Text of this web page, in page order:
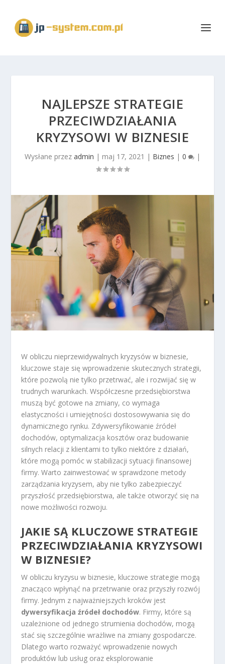
NAJLEPSZE STRATEGIE
PRZECIWDZIAŁANIA
KRYZYSOWI W BIZNESIE
Wysłane przez admin | maj 17, 2021 | Biznes | 0 |
W obliczu nieprzewidywalnych kryzysów w biznesie,
kluczowe staje się wprowadzenie skutecznych strategii,
które pozwolą nie tylko przetrwać, ale i rozwijać się w
trudnych warunkach. Współczesne przedsiębiorstwa
muszą być gotowe na zmiany, co wymaga
elastyczności i umiejętności dostosowywania się do
dynamicznego rynku. Zdywersyfikowanie źródeł
dochodów, optymalizacja kosztów oraz budowanie
silnych relacji z klientami to tylko niektóre z działań,
które mogą pomóc w stabilizacji sytuacji finansowej
firmy. Warto zainwestować w sprawdzone metody
zarządzania kryzysem, aby nie tylko zabezpieczyć
przyszłość przedsiębiorstwa, ale także otworzyć się na
nowe możliwości rozwoju.
JAKIE SĄ KLUCZOWE STRATEGIE
PRZECIWDZIAŁANIA KRYZYSOWI
W BIZNESIE?
W obliczu kryzysu w biznesie, kluczowe strategie mogą
znacząco wpłynąć na przetrwanie oraz przyszły rozwój
firmy. Jednym z najważniejszych kroków jest
dywersyfikacja źródeł dochodów. Firmy, które są
uzależnione od jednego strumienia dochodów, mogą
stać się szczególnie wrażliwe na zmiany gospodarcze.
Dlatego warto rozważyć wprowadzenie nowych
produktów lub usług oraz eksplorowanie